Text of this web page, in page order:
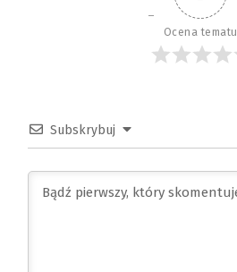
Ocena tematu
Subskrybuj